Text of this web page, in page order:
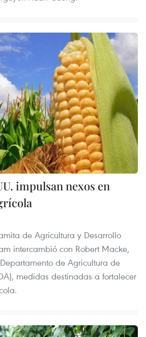
impulsan nexos en
de Agricultura y Desarrollo
intercambió con Robert Macke,
de Agricultura de
medidas destinadas a fortalecer